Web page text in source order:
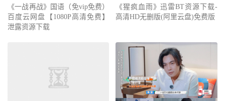
《一战再战》国语（免vip免费）
百度云网盘【1080P高清免费】
泄露资源下载
《猩疯血雨》迅雷BT资源下载-
高清HD无删版(阿里云盘)免费版